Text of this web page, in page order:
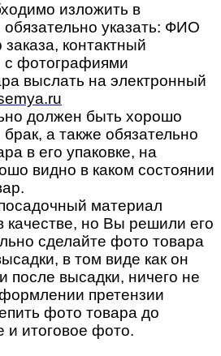
изложить в
указать: ФИО
контактный
с фотографиями
выслать на электронный
должен быть хорошо
а также обязательно
в его упаковке, на
видно в каком состоянии
материал
качестве, но Вы решили его
сделайте фото товара
в том виде как он
после высадки, ничего не
претензии
фото товара до
и итоговое фото.